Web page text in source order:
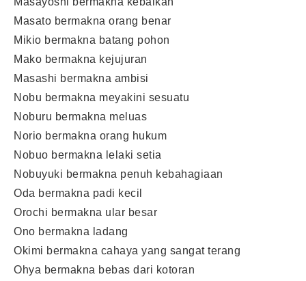
Masato bermakna orang benar
Mikio bermakna batang pohon
Mako bermakna kejujuran
Masashi bermakna ambisi
Nobu bermakna meyakini sesuatu
Noburu bermakna meluas
Norio bermakna orang hukum
Nobuo bermakna lelaki setia
Nobuyuki bermakna penuh kebahagiaan
Oda bermakna padi kecil
Orochi bermakna ular besar
Ono bermakna ladang
Okimi bermakna cahaya yang sangat terang
Ohya bermakna bebas dari kotoran